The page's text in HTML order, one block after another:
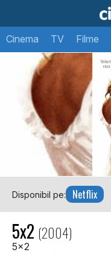
Cinema TV Filme
Disponibil pe: Netflix
5x2 (2004)
5x2